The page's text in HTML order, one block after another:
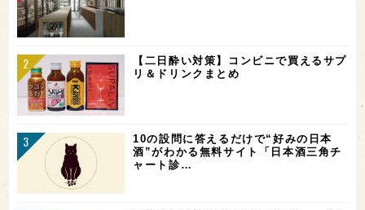
【二日酔い対策】コンビニで買えるサプ
リ＆ドリンクまとめ
10の設問に答えるだけで“好みの日本
酒”がわかる無料サイト「日本酒三角チ
ャート診…